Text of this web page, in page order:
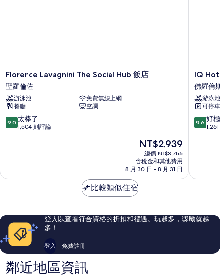
Florence
Lavagnini
The
Social
Hub
飯
店
Florence Lavagnini The Social Hub 飯店
聖羅倫佐
游泳池
免費無線上網
餐廳
空調
9.0
分，
棒
評
論
9.0 太棒了
1,504 則評論
現
在
價
格
為
NT$2,939
總價 NT$3,756
含稅金和其他費用
8 月 30 日 - 8 月 31 日
IQ
Hotel
Firenze
佛
羅
倫
斯
IQ
佛羅倫
游泳池
可停車
9.6
分，
極
評
論
9.6 好
比較類似住宿
登入以查看符合資格的折扣和禮遇。玩越多，獎勵就越
多！
登入 免費註冊
鄰近地區資訊